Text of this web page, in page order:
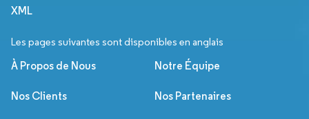
XML
Les pages suivantes sont disponibles en anglais
À Propos de Nous Notre Équipe
Nos Clients Nos Partenaires